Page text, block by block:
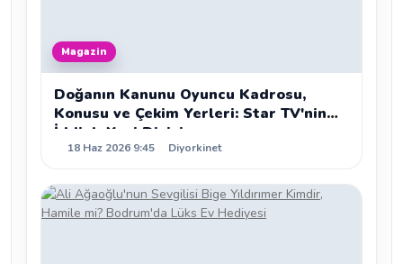
Magazin
Doğanın Kanunu Oyuncu Kadrosu,
Konusu ve Çekim Yerleri: Star TV'nin
İddialı Yeni Dizisi
18 Haz 2026 9:45 Diyorkinet